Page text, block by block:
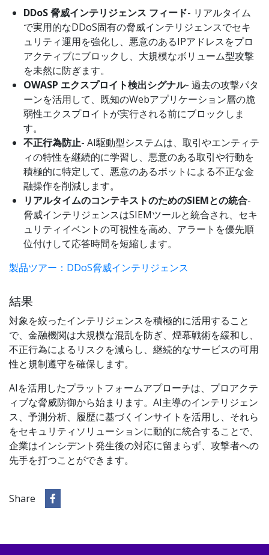
DDoS 脅威インテリジェンス フィード- リアルタイム
で実用的なDDoS固有の脅威インテリジェンスでセキ
ュリティ運用を強化し、悪意のあるIPアドレスをプロ
アクティブにブロックし、大規模なボリューム型攻撃
を未然に防ぎます。
OWASP エクスプロイト検出シグナル- 過去の攻撃パタ
ーンを活用して、既知のWebアプリケーション層の脆
弱性エクスプロイトが実行される前にブロックしま
す。
不正行為防止- AI駆動型システムは、取引やエンティテ
ィの特性を継続的に学習し、悪意のある取引や行動を
積極的に特定して、悪意のあるボットによる不正な金
融操作を削減します。
リアルタイムのコンテキストのためのSIEMとの統合-
脅威インテリジェンスはSIEMツールと統合され、セキ
ュリティイベントの可視性を高め、アラートを優先順
位付けして応答時間を短縮します。
製品ツアー：DDoS脅威インテリジェンス
結果
対象を絞ったインテリジェンスを積極的に活用すること
で、金融機関は大規模な混乱を防ぎ、煙幕戦術を緩和し、
不正行為によるリスクを減らし、継続的なサービスの可用
性と規制遵守を確保します。
AIを活用したプラットフォームアプローチは、プロアクテ
ィブな脅威防御から始まります。AI主導のインテリジェン
ス、予測分析、履歴に基づくインサイトを活用し、それら
をセキュリティソリューションに動的に統合することで、
企業はインシデント発生後の対応に留まらず、攻撃者への
先手を打つことができます。
Share